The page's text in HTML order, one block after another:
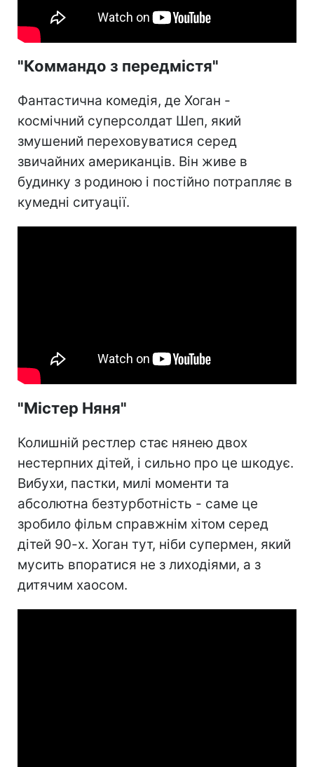
"Коммандо з передмістя"
Фантастична комедія, де Хоган -
космічний суперсолдат Шеп, який
змушений переховуватися серед
звичайних американців. Він живе в
будинку з родиною і постійно потрапляє в
кумедні ситуації.
"Містер Няня"
Колишній рестлер стає нянею двох
нестерпних дітей, і сильно про це шкодує.
Вибухи, пастки, милі моменти та
абсолютна безтурботність - саме це
зробило фільм справжнім хітом серед
дітей 90-х. Хоган тут, ніби супермен, який
мусить впоратися не з лиходіями, а з
дитячим хаосом.